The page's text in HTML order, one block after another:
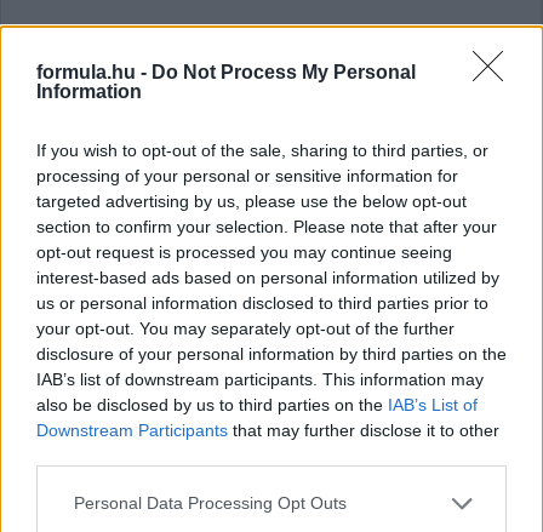
formula.hu - Do Not Process My Personal
Information
If you wish to opt-out of the sale, sharing to third parties, or
processing of your personal or sensitive information for
targeted advertising by us, please use the below opt-out
section to confirm your selection. Please note that after your
opt-out request is processed you may continue seeing
interest-based ads based on personal information utilized by
us or personal information disclosed to third parties prior to
your opt-out. You may separately opt-out of the further
disclosure of your personal information by third parties on the
IAB’s list of downstream participants. This information may
also be disclosed by us to third parties on the IAB’s List of
Downstream Participants that may further disclose it to other
Please note that this website/app uses one or more Google
Personal Data Processing Opt Outs
07:37
Leclerc egyelőre szépen védekezik Antonelli ellen. És Piastri is
Russell előtt, az ausztrál jelentette is a rádión, hogy szerinte
07:36
"Mintha kormányszervó nélkül vezetnék" - jelenti Verstappen a
rádión. Akinek amúgy továbbra is bő négy másodperc a
hátránya Gaslyval szemben.
07:34
A 10. helyért is megy egy csata: Hadjar próbálná támadni az
utolsó pontszerző helyért Lindbladot.
07:32
Antonelli a 11. körben végre átrágta magát Norrison, feljött a